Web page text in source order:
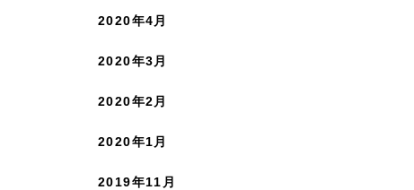
2020年4月
2020年3月
2020年2月
2020年1月
2019年11月